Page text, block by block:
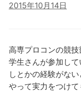
2015年10月14日
高専プロコンの競技
学生さんが参加し
しとかの経験がな
やって実力をつけ